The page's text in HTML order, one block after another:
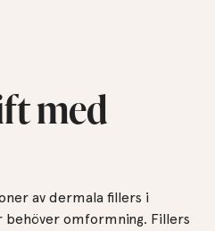
med
av dermala fillers i
omformning. Fillers